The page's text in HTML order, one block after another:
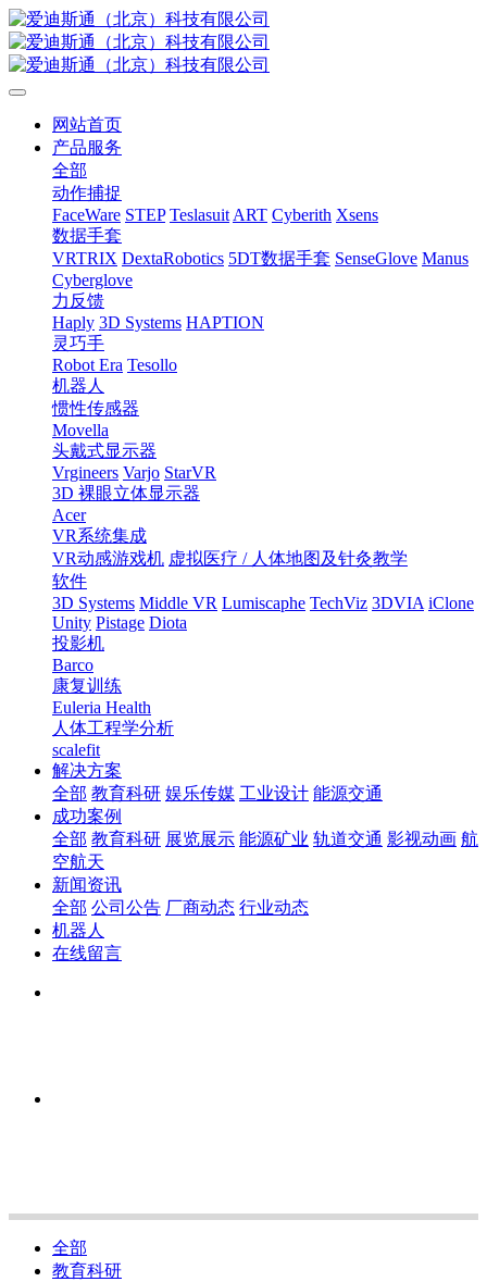
网站首页
产品服务
全部
动作捕捉
FaceWare STEP Teslasuit ART Cyberith Xsens
数据手套
VRTRIX DextaRobotics 5DT数据手套 SenseGlove Manus
Cyberglove
力反馈
Haply 3D Systems HAPTION
灵巧手
Robot Era Tesollo
机器人
惯性传感器
Movella
头戴式显示器
Vrgineers Varjo StarVR
3D 裸眼立体显示器
Acer
VR系统集成
VR动感游戏机 虚拟医疗 / 人体地图及针灸教学
软件
3D Systems Middle VR Lumiscaphe TechViz 3DVIA iClone
Unity Pistage Diota
投影机
Barco
康复训练
Euleria Health
人体工程学分析
scalefit
解决方案
全部 教育科研 娱乐传媒 工业设计 能源交通
成功案例
全部 教育科研 展览展示 能源矿业 轨道交通 影视动画 航
空航天
新闻资讯
全部 公司公告 厂商动态 行业动态
机器人
在线留言
全部
教育科研